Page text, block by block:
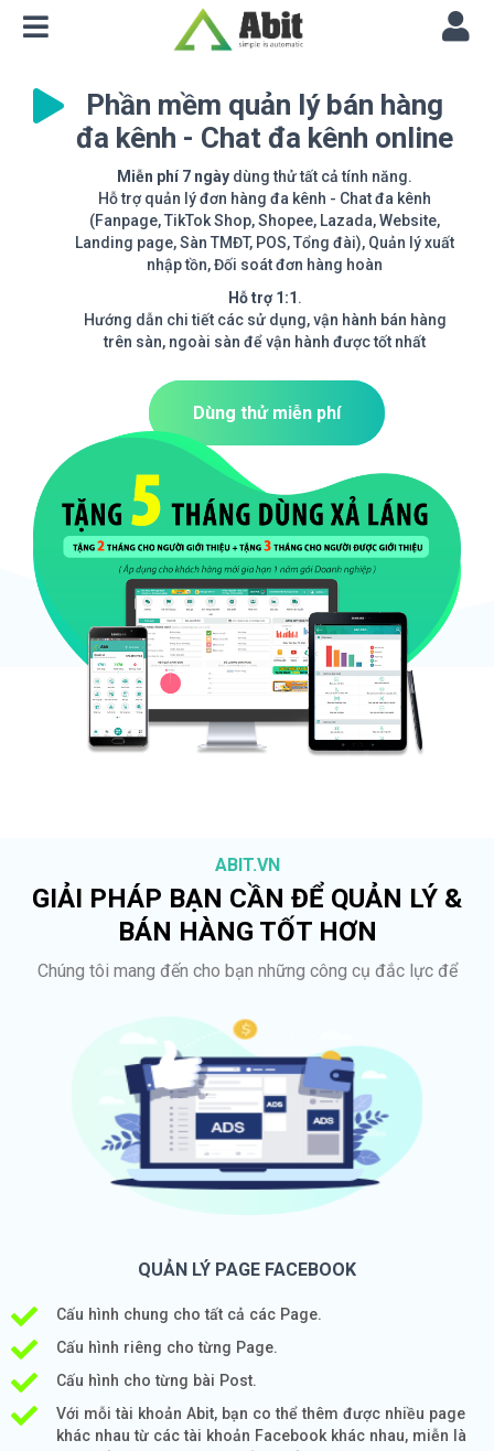
Phần mềm quản lý bán hàng
đa kênh - Chat đa kênh online
Miễn phí 7 ngày dùng thử tất cả tính năng.
Hỗ trợ quản lý đơn hàng đa kênh - Chat đa kênh
(Fanpage, TikTok Shop, Shopee, Lazada, Website,
Landing page, Sàn TMĐT, POS, Tổng đài), Quản lý xuất
nhập tồn, Đối soát đơn hàng hoàn
Hỗ trợ 1:1 .
Hướng dẫn chi tiết các sử dụng, vận hành bán hàng
trên sàn, ngoài sàn để vận hành được tốt nhất
Dùng thử miễn phí
ABIT.VN
GIẢI PHÁP BẠN CẦN ĐỂ QUẢN LÝ &
BÁN HÀNG TỐT HƠN
Chúng tôi mang đến cho bạn những công cụ đắc lực để
QUẢN LÝ PAGE FACEBOOK
Cấu hình chung cho tất cả các Page.
Cấu hình riêng cho từng Page.
Cấu hình cho từng bài Post.
Với mỗi tài khoản Abit, bạn co thể thêm được nhiều page
khác nhau từ các tài khoản Facebook khác nhau, miễn là